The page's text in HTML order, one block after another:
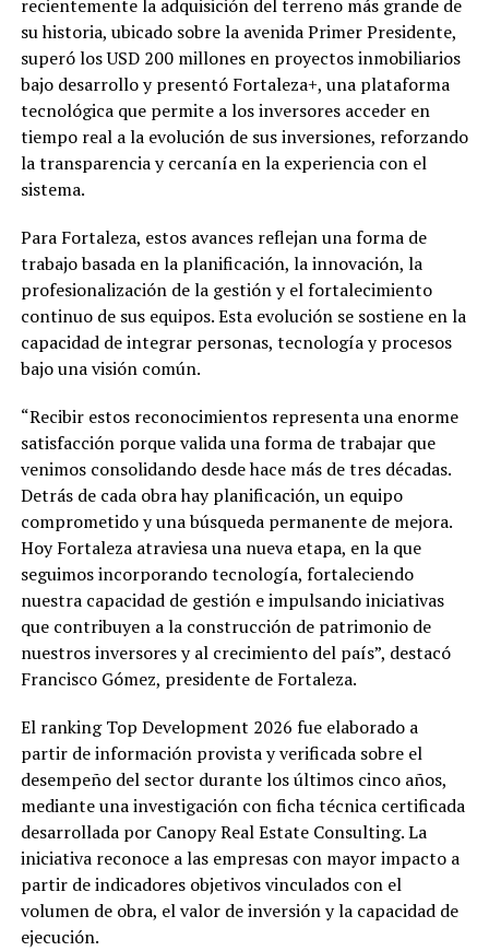
recientemente la adquisición del terreno más grande de
su historia, ubicado sobre la avenida Primer Presidente,
superó los USD 200 millones en proyectos inmobiliarios
bajo desarrollo y presentó Fortaleza+, una plataforma
tecnológica que permite a los inversores acceder en
tiempo real a la evolución de sus inversiones, reforzando
la transparencia y cercanía en la experiencia con el
sistema.
Para Fortaleza, estos avances reflejan una forma de
trabajo basada en la planificación, la innovación, la
profesionalización de la gestión y el fortalecimiento
continuo de sus equipos. Esta evolución se sostiene en la
capacidad de integrar personas, tecnología y procesos
bajo una visión común.
“Recibir estos reconocimientos representa una enorme
satisfacción porque valida una forma de trabajar que
venimos consolidando desde hace más de tres décadas.
Detrás de cada obra hay planificación, un equipo
comprometido y una búsqueda permanente de mejora.
Hoy Fortaleza atraviesa una nueva etapa, en la que
seguimos incorporando tecnología, fortaleciendo
nuestra capacidad de gestión e impulsando iniciativas
que contribuyen a la construcción de patrimonio de
nuestros inversores y al crecimiento del país”, destacó
Francisco Gómez, presidente de Fortaleza.
El ranking Top Development 2026 fue elaborado a
partir de información provista y verificada sobre el
desempeño del sector durante los últimos cinco años,
mediante una investigación con ficha técnica certificada
desarrollada por Canopy Real Estate Consulting. La
iniciativa reconoce a las empresas con mayor impacto a
partir de indicadores objetivos vinculados con el
volumen de obra, el valor de inversión y la capacidad de
ejecución.